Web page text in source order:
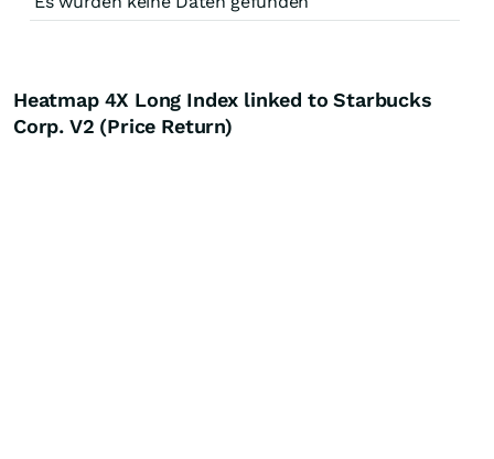
Heatmap 4X Long Index linked to Starbucks
Corp. V2 (Price Return)